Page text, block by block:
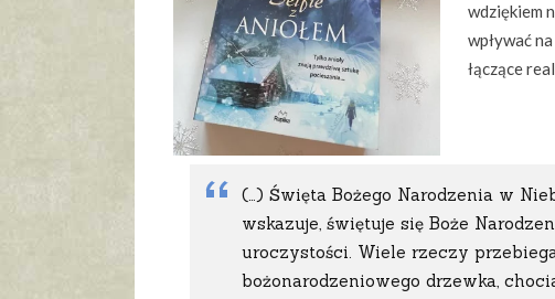
wdziękiem
wpływać
łączące
(…) Święta Bożego Narodzenia w
wskazuje, świętuje się Boże
uroczystości. Wiele rzeczy
bożonarodzeniowego drzewka,